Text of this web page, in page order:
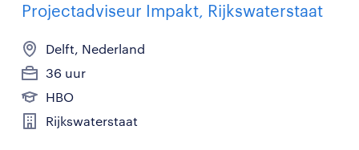
Projectadviseur Impakt, Rijkswaterstaat
Delft, Nederland
36 uur
HBO
Rijkswaterstaat